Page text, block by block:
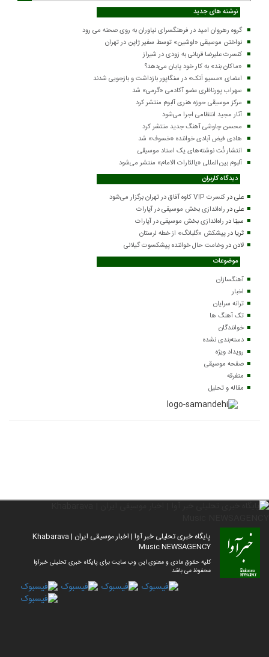
نوشته های جدید
گروه رهروان امید در فرهنگسرای نیاوران به روی صحنه می رود
نواختن موسیقی «اوشین» توسط سفیر ژاپن در تهران
کنسرت علیرضا قربانی به زودی در شیراز
«ماکان بند» به کار خود پایان می‌دهد؟
اعضای «مسیو اَتک» در سنگاپور بازداشت و بازجویی شدند
سهراب پورناظری عضو آکادمی «گرمی» شد
مرکز موسیقی حوزه هنری آلبوم منتشر کرد
آثار مجید انتظامی اجرا می‌شود
محسن چاوشی آهنگ جدید منتشر کرد
هادی فیض آبادی خواننده «خسوف» شد
انتشار نُت نوشته‌های یک استاد موسیقی
آلبوم بین‌المللی «یالثارات الامام» منتشر می‌شود
دیدگاه کاربران
علیدرکنسرت VIP کاوه آفاق در تهران برگزار می‌شود
علیدر راه‌اندازی بخش موسیقی در آپارات
سینا در راه‌اندازی بخش موسیقی در آپارات
ثریا درپیشکش «گلبانگ» از خطه لرستان
لادندروخامت حال خواننده پیشکسوت گیلانی
موضوعات
آهنگسازان
اخبار
ترانه سرایان
تک آهنگ ها
خوانندگان
دسته‌بندی نشده
رویداد ویژه
صفحه موسیقی
متفرقه
مقاله و تحلیل
پایگاه خبری تحلیلی خبر آوا | اخبار موسیقی ایران | Khabarava
Music NEWSAGENCY
کلیه حقوق مادی و معنوی این وب سایت برای پایگاه خبری تحلیلی خبرآوا
محفوظ می باشد